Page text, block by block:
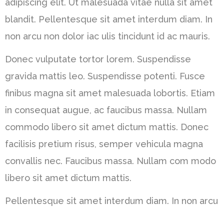
adipiscing elit. Ut malesuada vitae nulla sit amet
blandit. Pellentesque sit amet interdum diam. In
non arcu non dolor iac ulis tincidunt id ac mauris.
Donec vulputate tortor lorem. Suspendisse
gravida mattis leo. Suspendisse potenti. Fusce
finibus magna sit amet malesuada lobortis. Etiam
in consequat augue, ac faucibus massa. Nullam
commodo libero sit amet dictum mattis. Donec
facilisis pretium risus, semper vehicula magna
convallis nec. Faucibus massa. Nullam com modo
libero sit amet dictum mattis.
Pellentesque sit amet interdum diam. In non arcu